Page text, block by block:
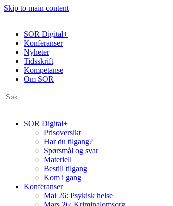
Skip to main content
SOR Digital+
Konferanser
Nyheter
Tidsskrift
Kompetanse
Om SOR
SOR Digital+
Prisoversikt
Har du tilgang?
Spørsmål og svar
Materiell
Bestill tilgang
Kom i gang
Konferanser
Mai 26: Psykisk helse
Mars 26: Kriminal­omsorg